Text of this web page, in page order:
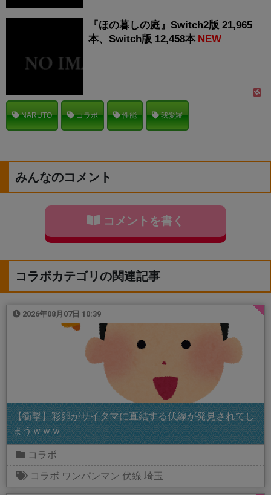
『ほの暮しの庭』Switch2版 21,965
本、Switch版 12,458本 NEW
NARUTO コラボ 性能 我愛羅
みんなのコメント
コメントを書く
コラボカテゴリの関連記事
2026年08月07日 10:39
【衝撃】彩卵がサイタマに直結する伏線が発見されてし
まうｗｗｗ
コラボ
コラボ ワンパンマン 伏線 埼玉